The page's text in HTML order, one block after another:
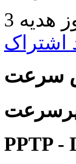
هدیه
اشتراک
سرعت
پرسرعت
PPTP -